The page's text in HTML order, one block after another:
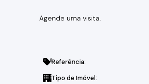
Agende uma visita.
Referência:
Tipo de Imóvel: